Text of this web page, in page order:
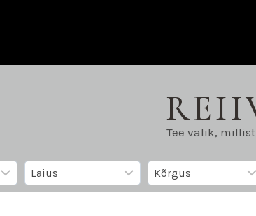
Tee valik,